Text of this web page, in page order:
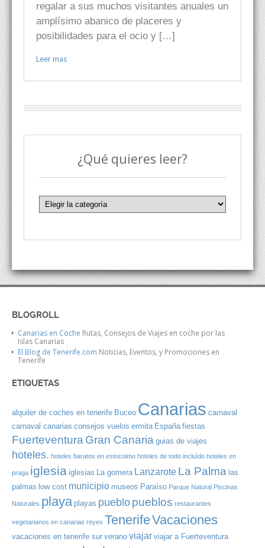
regalar a sus muchos visitantes anuales un
amplísimo abanico de placeres y
posibilidades para el ocio y […]
Leer mas
¿Qué quieres leer?
BLOGROLL
Canarias en Coche Rutas, Consejos de Viajes en coche por las
Islas Canarias
El Blog de Tenerife.com Noticias, Eventos, y Promociones en
Tenerife
ETIQUETAS
alquiler de coches en tenerife Buceo Canarias carnaval
carnaval canarias consejos vuelos ermita España fiestas
Fuerteventura Gran Canaria guias de viajes
hoteles. hoteles baratos en estocolmo hoteles de todo incluído hoteles en
praga iglesia iglesias La gomera Lanzarote La Palma las
palmas low cost municipio museos Paraíso Parque Natural Piscinas
Naturales playa playas pueblo pueblos restaurantes
vegetarianos en canarias reyes TenerifeVacaciones
vacaciones en tenerife sur verano viajar viajar a Fuerteventura